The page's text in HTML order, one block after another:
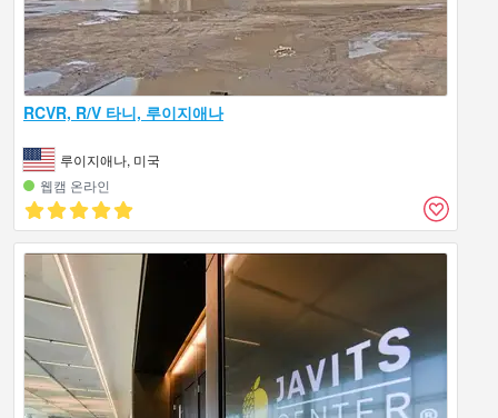
RCVR, R/V 타니, 루이지애나
루이지애나, 미국
웹캠 온라인